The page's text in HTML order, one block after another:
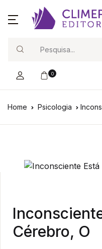
0
Home Psicologia
Cérebro, O